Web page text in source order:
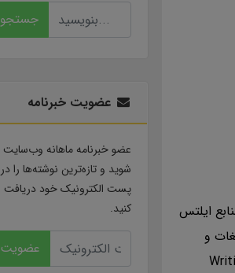
ایلتس
و
جستجو
عضویت خبرنامه
عضو خبرنامه ماهانه وب‌سایت
شوید و تازه‌ترین نوشته‌ها را در
پست الکترونیک خود دریافت
کنید.
عضویت